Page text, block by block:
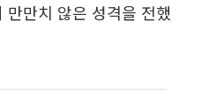
만치 않은 성격을 전했